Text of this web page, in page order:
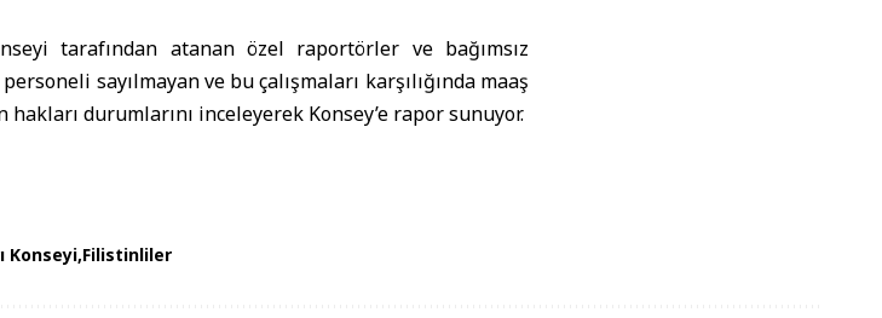
tarafından atanan özel raportörler ve bağımsız
sayılmayan ve bu çalışmaları karşılığında maaş
durumlarını inceleyerek Konsey’e rapor sunuyor.
Konseyi Filistinliler